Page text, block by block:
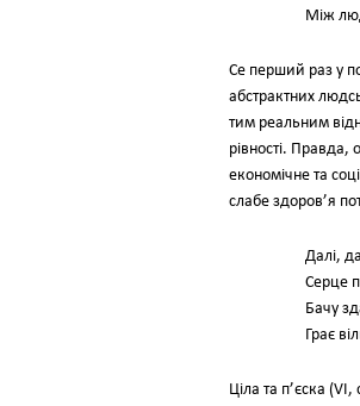
Між
Се перший раз у
абстрактних
тим реальним
рівності. Правда,
економічне та
слабе здоров’я
Далі,
Серце
Бачу
Грає
Ціла та п’єска